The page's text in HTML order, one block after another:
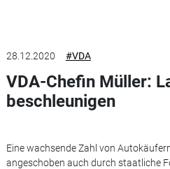
28.12.2020 #VDA
VDA-Chefin Müller:
beschleunigen
Eine wachsende Zahl von
angeschoben auch durch staatliche